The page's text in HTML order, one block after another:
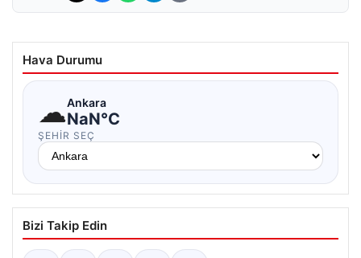
Hava Durumu
☁Ankara
NaN°C
ŞEHIR SEÇ
Bizi Takip Edin